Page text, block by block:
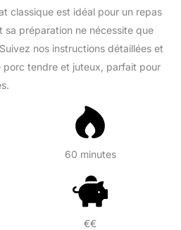
classique est idéal pour un repas
sa préparation ne nécessite que
nos instructions détaillées et
tendre et juteux, parfait pour
60 minutes
€€